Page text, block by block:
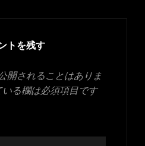
トを残す
開されることはありま
る欄は必須項目です